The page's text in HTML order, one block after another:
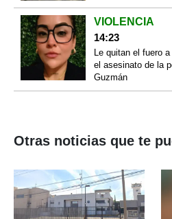
VIOLENCIA
14:23
Le quitan el fuero
el asesinato de la
Guzmán
Otras noticias que te